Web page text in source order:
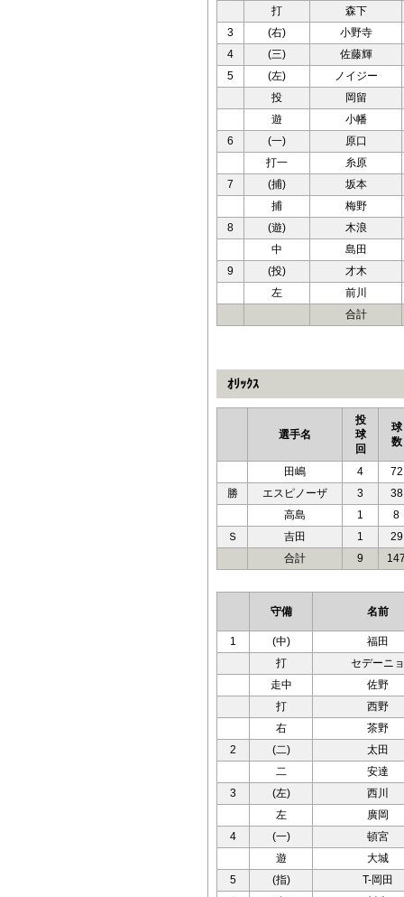
打
森下
3
(右)
小野寺
4
(三)
佐藤輝
5
(左)
ノイジー
投
岡留
遊
小幡
6
(一)
原口
打一
糸原
7
(捕)
坂本
捕
梅野
8
(遊)
木浪
中
島田
9
(投)
才木
左
前川
合計
ｵﾘｯｸｽ
選手名
投
球
回
球
数
田嶋 4
72
勝
エスピノーザ 3
38
高島
1
8
Ｓ
吉田 1
29
合計
9
守備 名前
1 (中)
福田
打
セデーニョ
走中
佐野
打
西野
右
茶野
2
(二)
太田
二
安達
3
(左)
西川
左
廣岡
4
(一)
頓宮
遊
大城
5
(指)
T-岡田